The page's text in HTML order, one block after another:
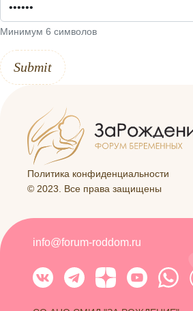
Минимум 6 символов
Submit
Политика конфиденциальности
© 2023. Все права защищены
info@forum-roddom.ru